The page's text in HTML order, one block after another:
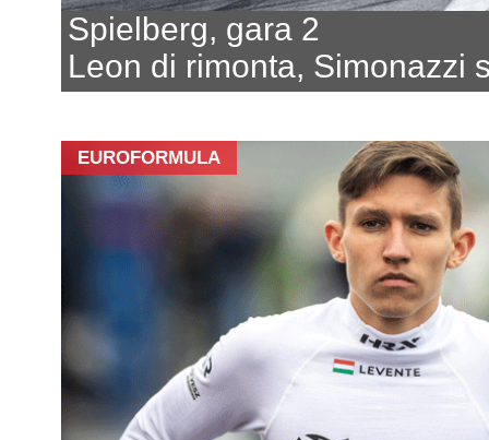
Spielberg, gara 2
Leon di rimonta, Simonazzi
EUROFORMULA